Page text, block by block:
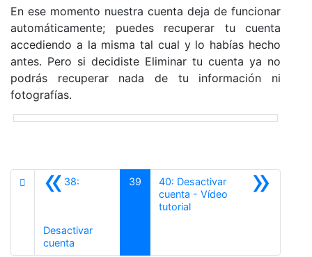
En ese momento nuestra cuenta deja de funcionar
automáticamente; puedes recuperar tu cuenta
accediendo a la misma tal cual y lo habías hecho
antes. Pero si decidiste Eliminar tu cuenta ya no
podrás recuperar nada de tu información ni
fotografías.
«38:
Desactivar
cuenta
39 »
40: Desactivar
cuenta - Vídeo
tutorialSiguiente